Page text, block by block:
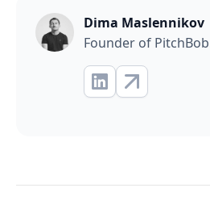
Dima Maslennikov
Founder of